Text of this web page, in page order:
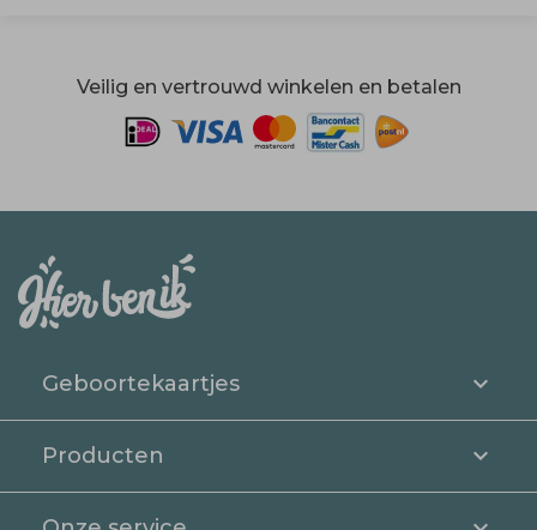
Veilig en vertrouwd winkelen en betalen
Geboortekaartjes
Producten